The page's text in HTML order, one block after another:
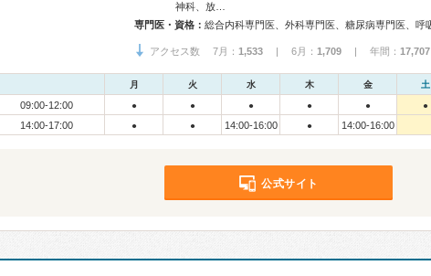
神科、放…
専門医・資格：
アクセス数 7月： 1,533 | 6月： 1,709 | 年間： 17,707
月 火 水 木 金 土
09:00-12:00 ● ● ● ● ● ●
14:00-17:00 ● ● 14:00-16:00 ● 14:00-16:00
公式サイト